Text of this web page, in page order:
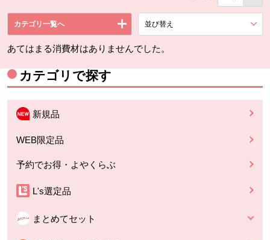
カテゴリ一覧へ 並び替え
あてはまる消費材はありませんでした。
カテゴリで探す
新規品
WEB限定品
予約でお得・よやくらぶ
L's選定品
まとめてセット